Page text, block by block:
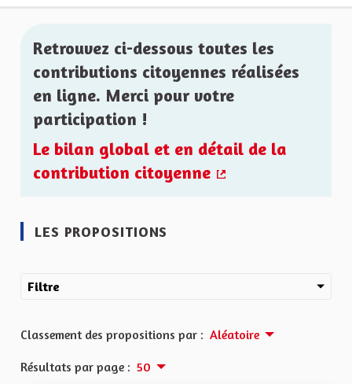
Retrouvez ci-dessous toutes les
contributions citoyennes réalisées
en ligne. Merci pour votre
participation !
Le bilan global et en détail de la
contribution citoyenne
LES PROPOSITIONS
Filtre
Classement des propositions par : Aléatoire
Résultats par page : 50